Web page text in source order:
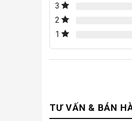
3
2
1
TƯ VẤN & BÁN